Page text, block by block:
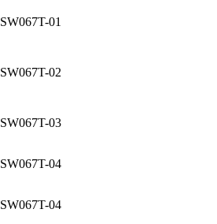
SW067T-01
SW067T-02
SW067T-03
SW067T-04
SW067T-04